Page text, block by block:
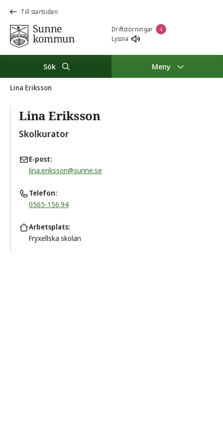
Till startsidan
Driftstörningar 4
Lyssna
Sök Meny
Lina Eriksson
Lina Eriksson
Skolkurator
E-post
lina.eriksson@sunne.se
Telefon
0565-156 94
Arbetsplats
Fryxellska skolan